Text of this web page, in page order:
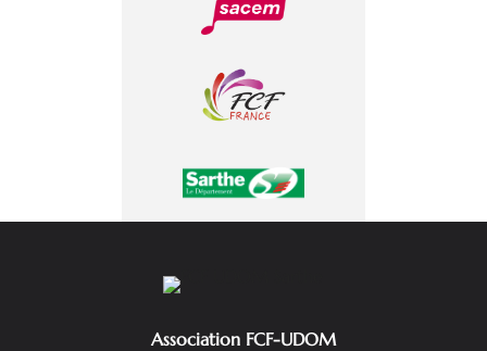
Association FCF-UDOM